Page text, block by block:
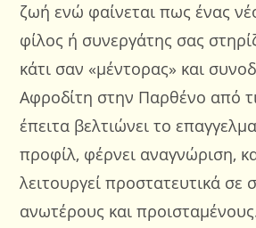
ζωή ενώ φαίνεται πως ένας
φίλος ή συνεργάτης σας
κάτι σαν «μέντορας» και
Αφροδίτη στην Παρθένο από
έπειτα βελτιώνει το
προφίλ, φέρνει αναγνώριση,
λειτουργεί προστατευτικά σε
ανωτέρους και